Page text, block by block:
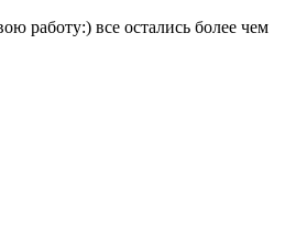
работу:) все остались более чем